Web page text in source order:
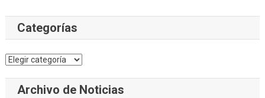
Categorías
Categorías
Archivo de Noticias